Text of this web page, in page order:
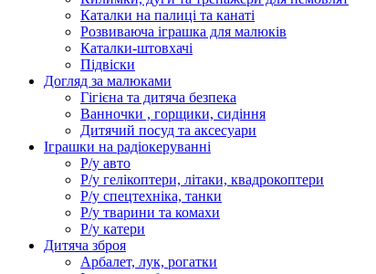
Каталки на палиці та канаті
Розвиваюча іграшка для малюків
Каталки-штовхачі
Підвіски
Догляд за малюками
Гігієна та дитяча безпека
Ванночки , горщики, сидіння
Дитячий посуд та аксесуари
Іграшки на радіокеруванні
Р/у авто
Р/у гелікоптери, літаки, квадрокоптери
Р/у спецтехніка, танки
Р/у тварини та комахи
Р/у катери
Дитяча зброя
Арбалет, лук, рогатки